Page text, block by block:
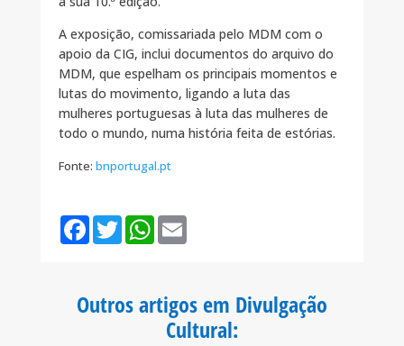
A exposição, comissariada pelo MDM com o
apoio da CIG, inclui documentos do arquivo do
MDM, que espelham os principais momentos e
lutas do movimento, ligando a luta das
mulheres portuguesas à luta das mulheres de
todo o mundo, numa história feita de estórias.
Fonte: bnportugal.pt
F
o
T
w
r
W
A
p
E
Outros artigos em Divulgação
Cultural: